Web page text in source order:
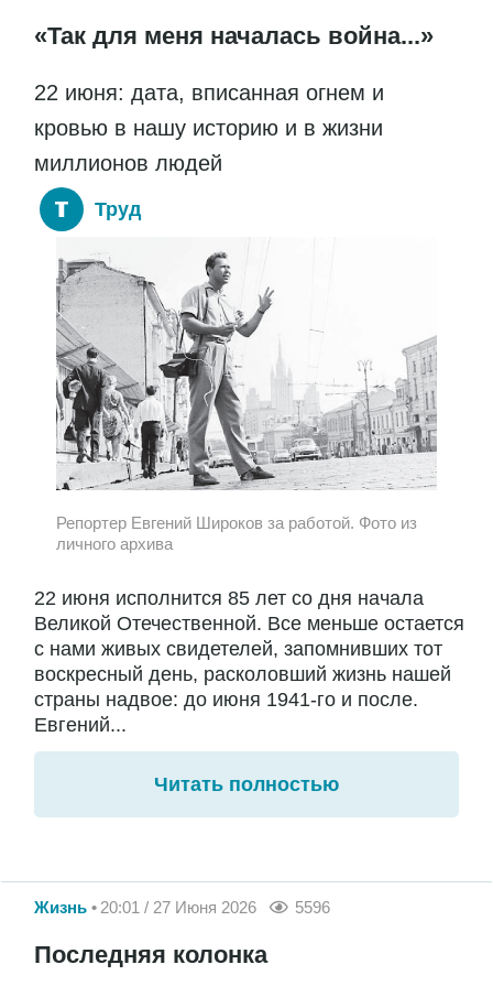
«Так для меня началась война...»
22 июня: дата, вписанная огнем и
кровью в нашу историю и в жизни
миллионов людей
Труд
Репортер Евгений Широков за работой. Фото из
личного архива
22 июня исполнится 85 лет со дня начала
Великой Отечественной. Все меньше остается
с нами живых свидетелей, запомнивших тот
воскресный день, расколовший жизнь нашей
страны надвое: до июня 1941-го и после.
Евгений...
Читать полностью
Жизнь 20:01 / 27 Июня 2026 5596
Последняя колонка